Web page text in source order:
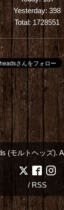
Yesterday: 398
Total:1728551
(モルトヘッズ).
/RSS